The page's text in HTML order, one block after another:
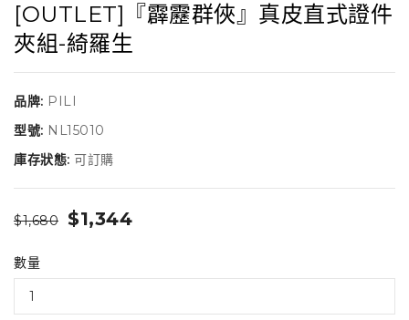
[OUTLET]『霹靂群俠』真皮直式證件
夾組-綺羅生
品牌: PILI
型號: NL15010
庫存狀態: 可訂購
$1,680 $1,344
數量